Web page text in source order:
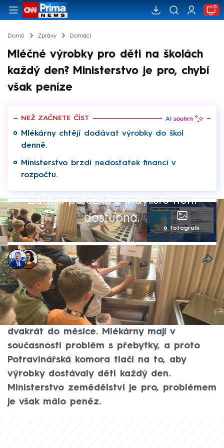
Domů Zprávy Domácí
Mléčné výrobky pro děti na školách
každý den? Ministerstvo je pro, chybí
však peníze
NEŽ ZAČNETE ČÍST
Mlékárny chtějí dodávat výrobky do škol
denně.
Ministerstvo brzdí nedostatek financí v
rozpočtu.
Žádná položka z playlistu není
dostupná.
6 fotografií
Jan Krejsa,Dominika Fuchsová
7. čvn 2026, 21:54
Program Mléko do škol funguje už řadu let.
Teď ovšem už jen pro děti na prvním
stupni, které dostávají mléčné výrobky
dvakrát do měsíce. Mlékárny mají v
současnosti problém s přebytky, a proto
Potravinářská komora tlačí na to, aby
výrobky dostávaly děti každý den.
Ministerstvo zemědělství je pro, problémem
je však málo peněz.